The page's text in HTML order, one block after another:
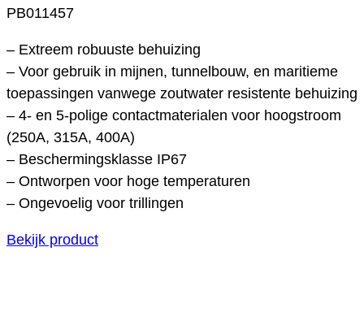
PB011457
– Extreem robuuste behuizing
– Voor gebruik in mijnen, tunnelbouw, en maritieme
toepassingen vanwege zoutwater resistente behuizing
– 4- en 5-polige contactmaterialen voor hoogstroom
(250A, 315A, 400A)
– Beschermingsklasse IP67
– Ontworpen voor hoge temperaturen
– Ongevoelig voor trillingen
Bekijk product